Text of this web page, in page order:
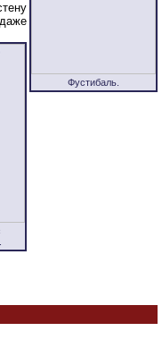
Фустибаль.